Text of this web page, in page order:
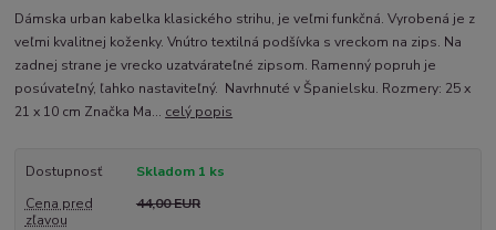
Dámska urban kabelka klasického strihu, je veľmi funkčná. Vyrobená je z
veľmi kvalitnej koženky. Vnútro textilná podšívka s vreckom na zips. Na
zadnej strane je vrecko uzatvárateľné zipsom. Ramenný popruh je
posúvateľný, ľahko nastaviteľný. Navrhnuté v Španielsku. Rozmery: 25 x
21 x 10 cm Značka Ma... celý popis
Dostupnosť
Skladom 1 ks
Cena pred
zľavou
44,00 EUR